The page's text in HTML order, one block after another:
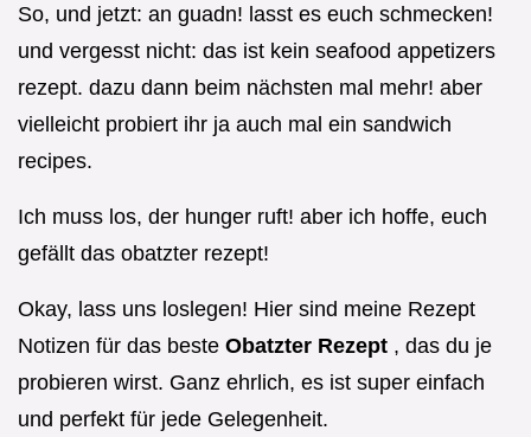
So, und jetzt: an guadn! lasst es euch schmecken!
und vergesst nicht: das ist kein seafood appetizers
rezept. dazu dann beim nächsten mal mehr! aber
vielleicht probiert ihr ja auch mal ein sandwich
recipes.
Ich muss los, der hunger ruft! aber ich hoffe, euch
gefällt das obatzter rezept!
Okay, lass uns loslegen! Hier sind meine Rezept
Notizen für das beste Obatzter Rezept , das du je
probieren wirst. Ganz ehrlich, es ist super einfach
und perfekt für jede Gelegenheit.